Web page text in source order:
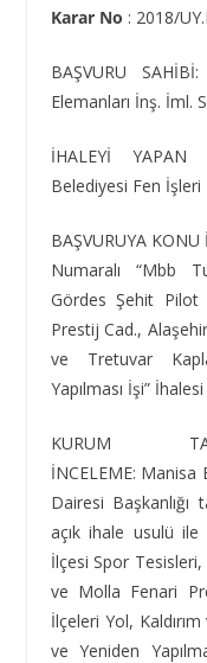
Karar No : 2018/
BAŞVURU
Elemanları İnş. İml.
İHALEYİ
Belediyesi Fen İşleri
BAŞVURUYA
Numaralı “Mbb
Gördes Şehit
Prestij Cad.,
ve Tretuvar
Yapılması İşi” İhalesi
KURUM
İNCELEME:
Dairesi Başkanlığı
açık ihale usulü
İlçesi Spor
ve Molla Fenari
İlçeleri Yol,
ve Yeniden